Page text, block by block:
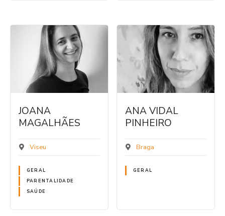
JOANA
MAGALHÃES
Viseu
GERAL
PARENTALIDADE
SAÚDE
ANA VIDAL
PINHEIRO
Braga
GERAL